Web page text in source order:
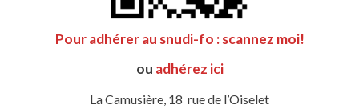
Pour adhérer au snudi-fo : scannez moi!
ou adhérez ici
La Camusière, 18 rue de l’Oiselet